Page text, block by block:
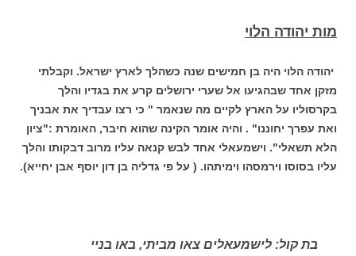
מות יהודה הלוי
יהודה הלוי היה בן חמישים שנה כשהלך לארץ ישראל. וקבלתי
מזקן אחד שבהגיעו אל שערי ירושלים קרע את בגדיו והלך
בקרסוליו על הארץ לקיים מה שנאמר " כי רצו עבדיך את אבניך
ואת עפרך יחוננו" . והיה אומר הקינה שהוא חיבר, האומרת :"ציון
הלא תשאלי". וישמעאלי אחד לבש קנאה עליו מרוב דבקותו והלך
עליו בסוסו וירמסהו וימיתהו. ( על פי גדליה בן דון יוסף אבן יחייא).
בת קול: לישמעאלים צאו מביתי, באו בניי